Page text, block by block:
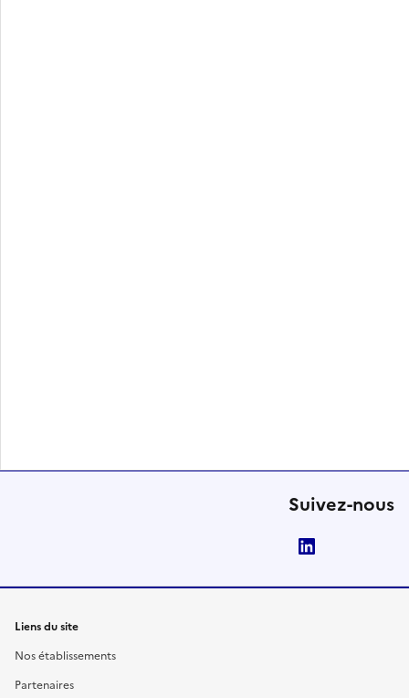
Suivez-nous
Liens du site
Nos établissements
Partenaires